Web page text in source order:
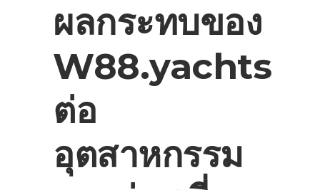
ผลกระทบของ
W88.yachts
ต่อ
อุตสาหกรรม